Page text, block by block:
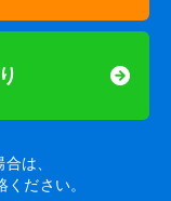
は、
ください。